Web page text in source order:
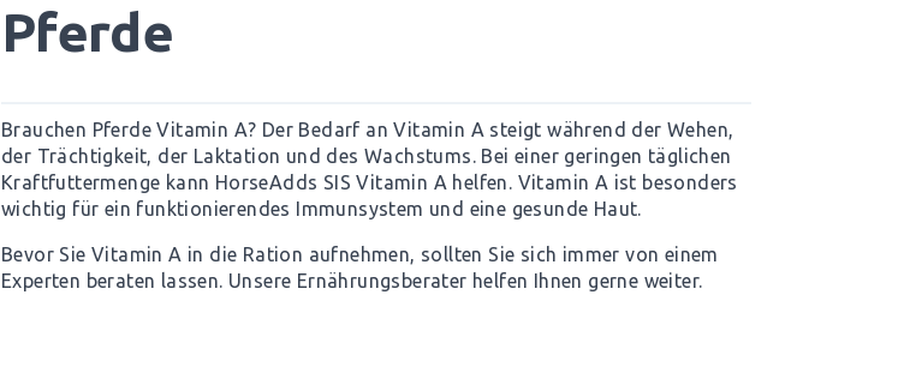
Pferde
Brauchen Pferde Vitamin A? Der Bedarf an Vitamin A steigt während der Wehen,
der Trächtigkeit, der Laktation und des Wachstums. Bei einer geringen täglichen
Kraftfuttermenge kann HorseAdds SIS Vitamin A helfen. Vitamin A ist besonders
wichtig für ein funktionierendes Immunsystem und eine gesunde Haut.
Bevor Sie Vitamin A in die Ration aufnehmen, sollten Sie sich immer von einem
Experten beraten lassen. Unsere Ernährungsberater helfen Ihnen gerne weiter.